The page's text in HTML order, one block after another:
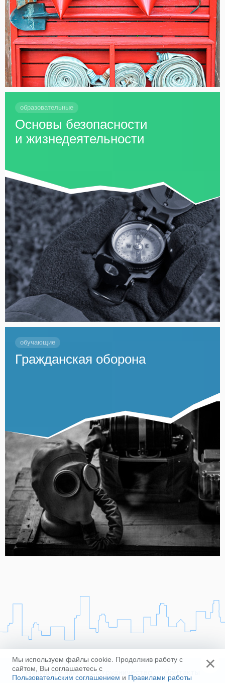
образовательные
Основы безопасности
и жизнедеятельности
обучающие
Гражданская оборона
Напишите нам Сотрудничество
Мы используем файлы cookie. Продолжив работу с
сайтом, Вы соглашаетесь с
Пользовательским соглашением и Правилами работы
×